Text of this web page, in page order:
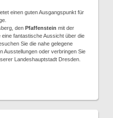
einen guten Ausgangspunkt für
den Pfaffenstein mit der
fantastische Aussicht über die
Sie die nahe gelegene
Ausstellungen oder verbringen Sie
Landeshauptstadt Dresden.